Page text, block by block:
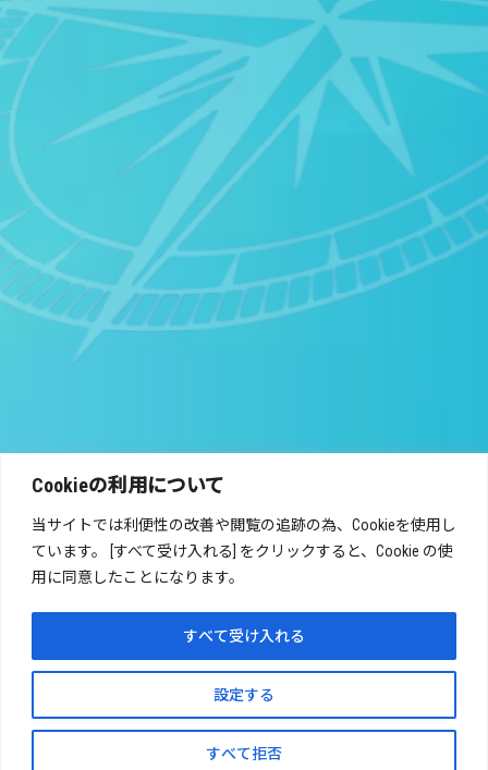
Cookieの利用について
当サイトでは利便性の改善や閲覧の追跡の為、Cookieを使用し
ています。 [すべて受け入れる] をクリックすると、Cookie の使
用に同意したことになります。
設定する
すべて拒否
すべて受け入れる